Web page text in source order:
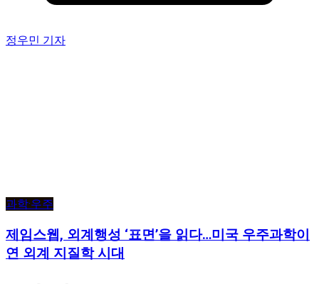
정우민 기자
과학·우주
제임스웹, 외계행성 ‘표면’을 읽다…미국 우주과학이
연 외계 지질학 시대